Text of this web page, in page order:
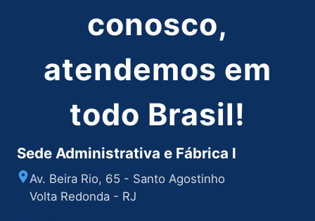
conosco,
atendemos em
todo Brasil!
Sede Administrativa e Fábrica I
Av. Beira Rio, 65 - Santo Agostinho
Volta Redonda - RJ